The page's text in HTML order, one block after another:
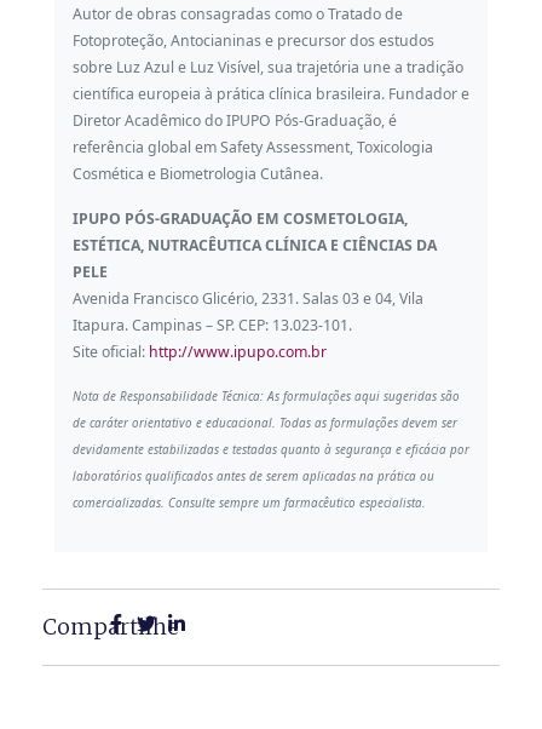
Autor de obras consagradas como o Tratado de
Fotoproteção, Antocianinas e precursor dos estudos
sobre Luz Azul e Luz Visível, sua trajetória une a tradição
científica europeia à prática clínica brasileira. Fundador e
Diretor Acadêmico do IPUPO Pós-Graduação, é
referência global em Safety Assessment, Toxicologia
Cosmética e Biometrologia Cutânea.
IPUPO PÓS-GRADUAÇÃO EM COSMETOLOGIA,
ESTÉTICA, NUTRACÊUTICA CLÍNICA E CIÊNCIAS DA
PELE
Avenida Francisco Glicério, 2331. Salas 03 e 04, Vila
Itapura. Campinas – SP. CEP: 13.023-101.
Site oficial: http://www.ipupo.com.br
Nota de Responsabilidade Técnica: As formulações aqui sugeridas são
de caráter orientativo e educacional. Todas as formulações devem ser
devidamente estabilizadas e testadas quanto à segurança e eficácia por
laboratórios qualificados antes de serem aplicadas na prática ou
comercializadas. Consulte sempre um farmacêutico especialista.
Compartilhe